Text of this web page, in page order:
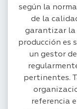
según la
de la
garantizar la
producción es
un gestor
pertinentes.
referencia